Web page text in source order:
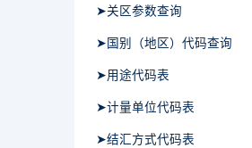
➤关区参数查询
➤国别（地区）代码查询
➤用途代码表
➤计量单位代码表
➤结汇方式代码表